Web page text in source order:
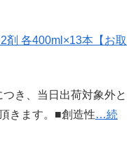
剤 各400ml×13本【お取
き、当日出荷対象外と
きます。■創造性…続